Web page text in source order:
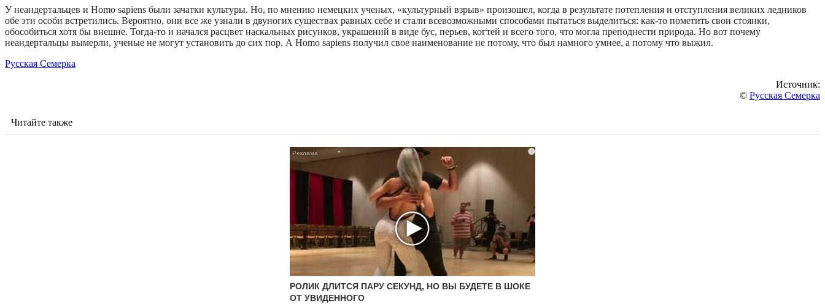
У неандертальцев и Нomo sapiens были зачатки культуры. Но, по мнению немецких ученых, «культурный взрыв» произошел, когда в результате потепления и отступления великих ледников
обе эти особи встретились. Вероятно, они все же узнали в двуногих существах равных себе и стали всевозможными способами пытаться выделиться: как-то пометить свои стоянки,
обособиться хотя бы внешне. Тогда-то и начался расцвет наскальных рисунков, украшений в виде бус, перьев, когтей и всего того, что могла преподнести природа. Но вот почему
неандертальцы вымерли, ученые не могут установить до сих пор. А Нomo sapiens получил свое наименование не потому, что был намного умнее, а потому что выжил.
Русская Семерка
Источник:
© Русская Семерка
Читайте также
i
РОЛИК ДЛИТСЯ ПАРУ СЕКУНД, НО ВЫ БУДЕТЕ В ШОКЕ
ОТ УВИДЕННОГО